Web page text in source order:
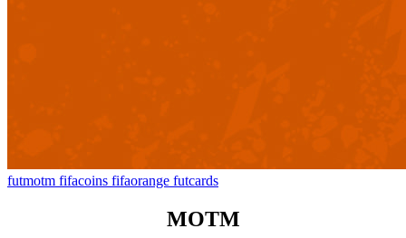
futmotm fifacoins fifaorange futcards
MOTM